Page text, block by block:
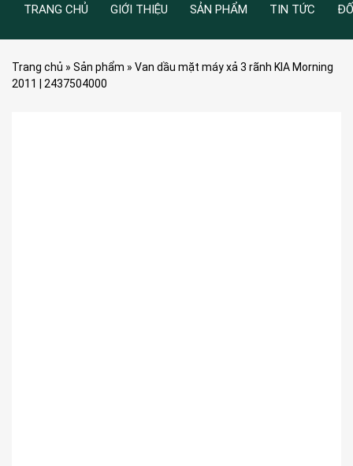
TRANG CHỦ GIỚI THIỆU SẢN PHẨM TIN TỨC
Trang chủ » Sản phẩm » Van dầu mặt máy xả 3 rãnh KIA Morning
2011 | 2437504000